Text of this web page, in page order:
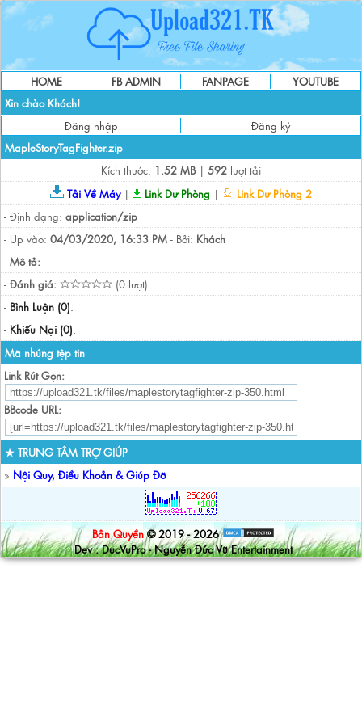
HOME FB ADMIN FANPAGE
YOUTUBE
Xin chào Khách!
Đăng nhập
Đăng ký
MapleStoryTagFighter.zip
Kích thước: 1.52 MB| 592 lượt tải
Tải Về Máy| Link Dự Phòng |
Link Dự Phòng 2
- Định dạng: application/zip
- Up vào: 04/03/2020, 16:33 PM - Bởi: Khách
- Mô tả:
- Đánh giá:
(0 lượt).
- Bình Luận (0).
- Khiếu Nại (0).
Mã nhúng tệp tin
Link Rút Gọn:
BBcode URL:
★ TRUNG TÂM TRỢ GIÚP
» Nội Quy, Điều Khoản & Giúp Đỡ
Bản Quyền © 2019 - 2026
Dev : DucVuPro - Nguyễn Đức Vũ Entertainment